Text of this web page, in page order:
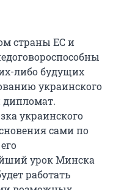
страны ЕС и
либо будущих
украинского
дипломат.
украинского
сами по
урок Минска
работать